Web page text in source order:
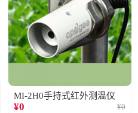
MI-2H0手持式红外测温仪
¥0 ¥0